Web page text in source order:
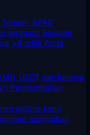
APAC
serangan bawaan
v4 milik Anda
USDT, dan lainnya
Pengembalian
uptime kami
sungguhan,